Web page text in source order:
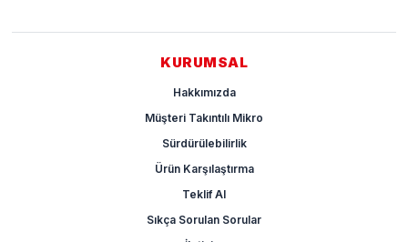
KURUMSAL
Hakkımızda
Müşteri Takıntılı Mikro
Sürdürülebilirlik
Ürün Karşılaştırma
Teklif Al
Sıkça Sorulan Sorular